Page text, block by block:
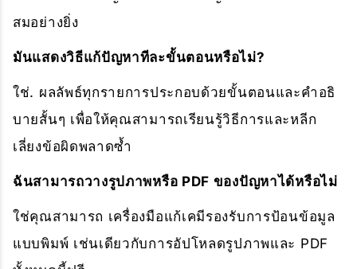
สมอย่างยิ่ง
มันแสดงวิธีแก้ปัญหาทีละขั้นตอนหรือไม่?
ใช่. ผลลัพธ์ทุกรายการประกอบด้วยขั้นตอนและคำอธิ
บายสั้นๆ เพื่อให้คุณสามารถเรียนรู้วิธีการและหลีก
เลี่ยงข้อผิดพลาดซ้ำ
ฉันสามารถวางรูปภาพหรือ PDF ของปัญหาได้หรือไม่
ใช่คุณสามารถ เครื่องมือแก้เคมีรองรับการป้อนข้อมูล
แบบพิมพ์ เช่นเดียวกับการอัปโหลดรูปภาพและ PDF